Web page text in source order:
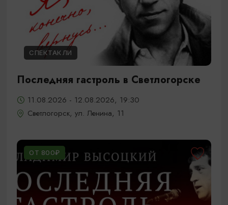
СПЕКТАКЛИ
Последняя гастроль в Светлогорске
11.08.2026 - 12.08.2026, 19:30
Светлогорск, ул. Ленина, 11
ОТ 800₽